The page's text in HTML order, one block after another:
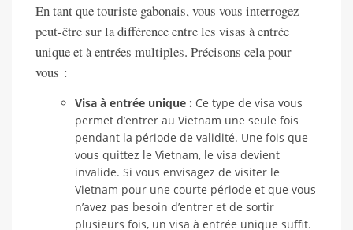
En tant que touriste gabonais, vous vous interrogez
peut-être sur la différence entre les visas à entrée
unique et à entrées multiples. Précisons cela pour
vous :
Visa à entrée unique : Ce type de visa vous
permet d’entrer au Vietnam une seule fois
pendant la période de validité. Une fois que
vous quittez le Vietnam, le visa devient
invalide. Si vous envisagez de visiter le
Vietnam pour une courte période et que vous
n’avez pas besoin d’entrer et de sortir
plusieurs fois, un visa à entrée unique suffit.